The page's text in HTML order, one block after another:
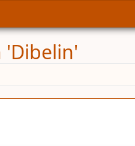
'Dibelin'